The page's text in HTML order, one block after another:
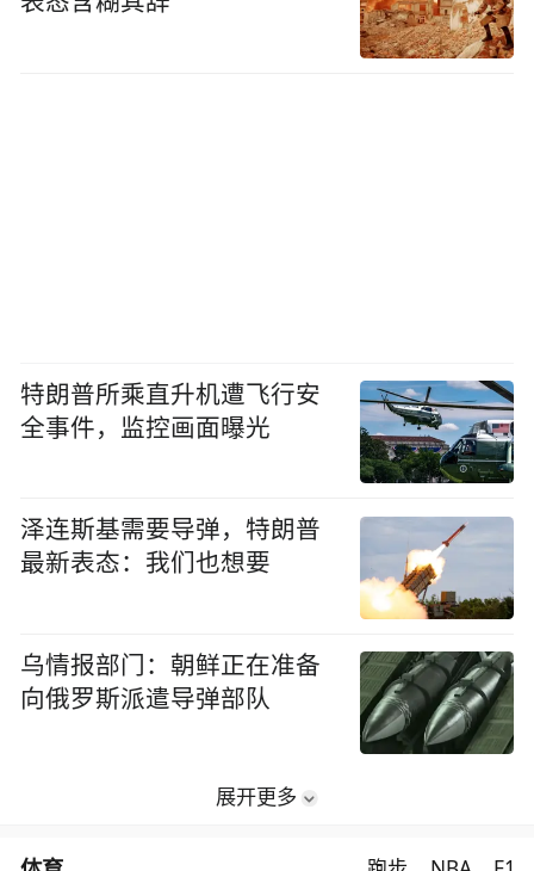
特朗普所乘直升机遭飞行安
全事件，监控画面曝光
泽连斯基需要导弹，特朗普
最新表态：我们也想要
乌情报部门：朝鲜正在准备
向俄罗斯派遣导弹部队
展开更多